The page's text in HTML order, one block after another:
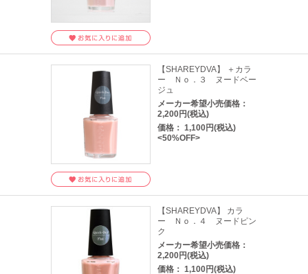
【SHAREYDVA】 ＋カラ
ー Ｎｏ．３ ヌードベー
ジュ
メーカー希望小売価格：
2,200円(税込)
価格： 1,100円(税込)
<50%OFF>
【SHAREYDVA】 カラ
ー Ｎｏ．４ ヌードピン
ク
メーカー希望小売価格：
2,200円(税込)
価格： 1,100円(税込)